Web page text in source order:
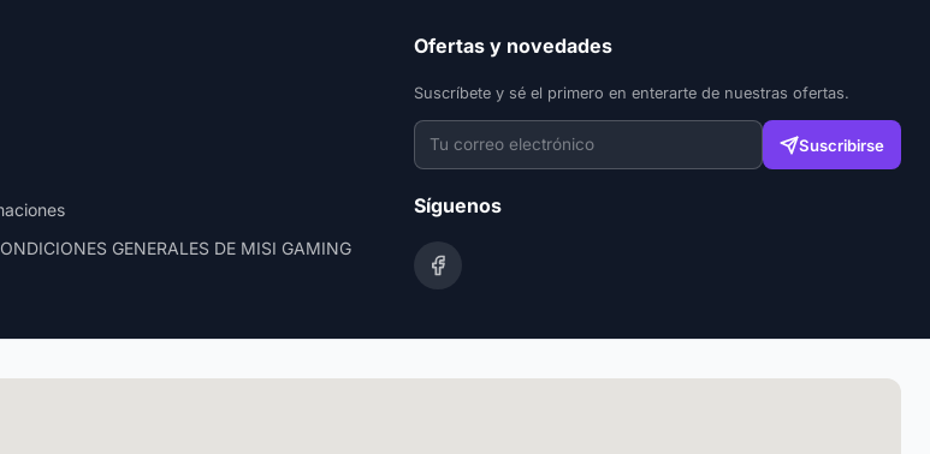
GENERALES DE MISI GAMING
Ofertas y novedades
Suscríbete y sé el primero en enterarte de nuestras ofertas.
Suscribirse
Síguenos